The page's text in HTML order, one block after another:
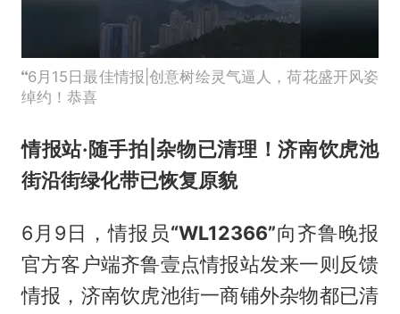
6月15日最佳情报|创意树绘灵气逼人，荷花盛开风姿
绰约！恭喜
情报站·随手拍|杂物已清理！济南饮虎池
街沿街绿化带已恢复原貌
6月9日，情报员“WL12366”向齐鲁晚报
官方客户端齐鲁壹点情报站发来一则反馈
情报，济南饮虎池街一商铺外杂物都已清